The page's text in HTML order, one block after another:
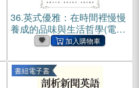
36.英式優雅：在時間裡慢慢
養成的品味與生活哲學(電子
書紐電子書